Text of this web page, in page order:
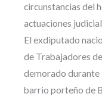
circunstancias del
actuaciones
El exdiputado
de Trabajadores
demorado durante
barrio porteño de